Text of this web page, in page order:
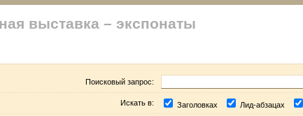
выставка – экспонаты
Поисковый запрос:
Искать в: Заголовках Лид-абзацах